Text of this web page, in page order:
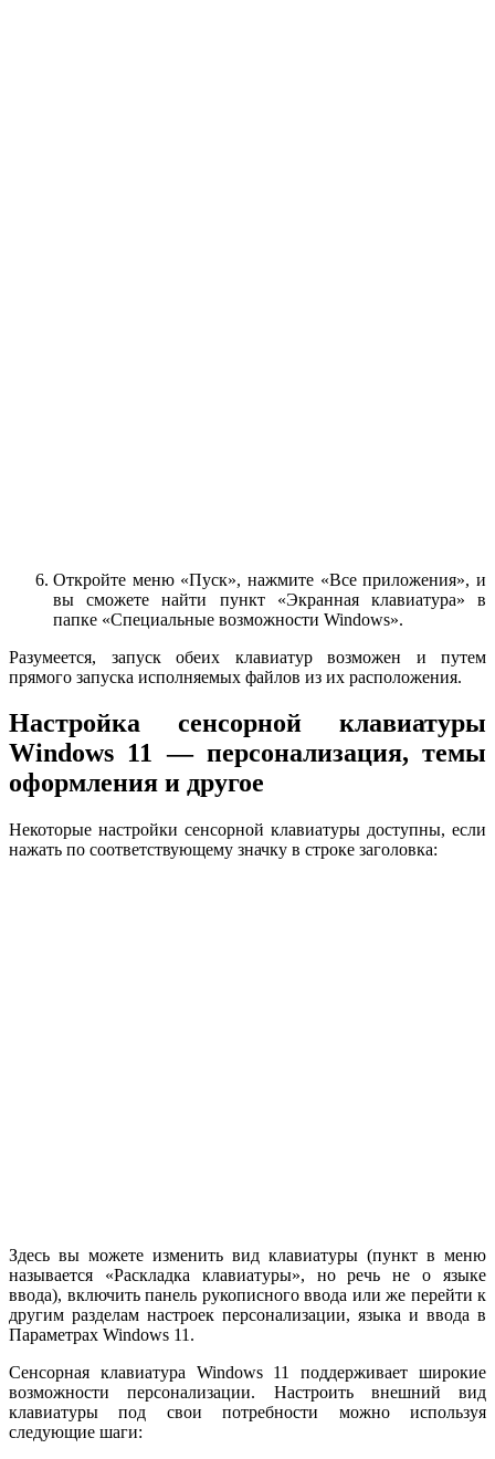
Откройте меню «Пуск», нажмите «Все приложения», и
вы сможете найти пункт «Экранная клавиатура» в
папке «Специальные возможности Windows».
Разумеется, запуск обеих клавиатур возможен и путем
прямого запуска исполняемых файлов из их расположения.
Настройка сенсорной клавиатуры
Windows 11 — персонализация, темы
оформления и другое
Некоторые настройки сенсорной клавиатуры доступны, если
нажать по соответствующему значку в строке заголовка:
Здесь вы можете изменить вид клавиатуры (пункт в меню
называется «Раскладка клавиатуры», но речь не о языке
ввода), включить панель рукописного ввода или же перейти к
другим разделам настроек персонализации, языка и ввода в
Параметрах Windows 11.
Сенсорная клавиатура Windows 11 поддерживает широкие
возможности персонализации. Настроить внешний вид
клавиатуры под свои потребности можно используя
следующие шаги: